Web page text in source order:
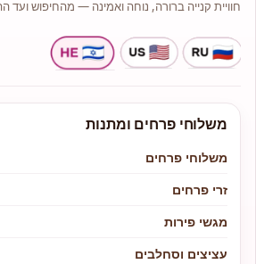
חוויית קנייה ברורה, נוחה ואמינה — מהחיפוש ועד
משלוחי פרחים ומתנות
משלוחי פרחים
זרי פרחים
מגשי פירות
עציצים וסחלבים